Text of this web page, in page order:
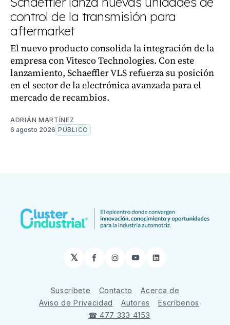
control de la transmisión para
aftermarket
El nuevo producto consolida la integración de la
empresa con Vitesco Technologies. Con este
lanzamiento, Schaeffler VLS refuerza su posición
en el sector de la electrónica avanzada para el
mercado de recambios.
ADRIÁN MARTÍNEZ
6 agosto 2026 PÚBLICO
𝕏 Facebook
Instagram
YouTubeLinkedIn
Suscríbete Contacto
Acerca de
Aviso de Privacidad
Autores
Escríbenos
☎ 477 333 4153